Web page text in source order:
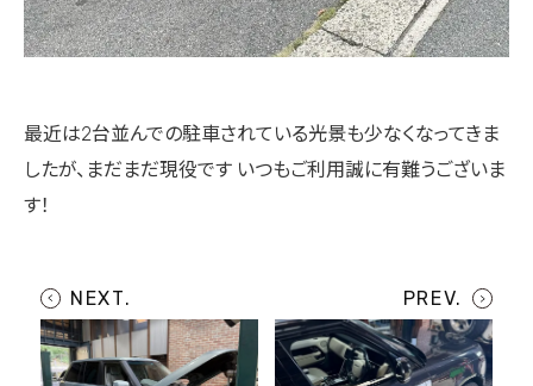
最近は2台並んでの駐車されている光景も少なくなってきま
したが、まだまだ現役です いつもご利用誠に有難うございま
す！